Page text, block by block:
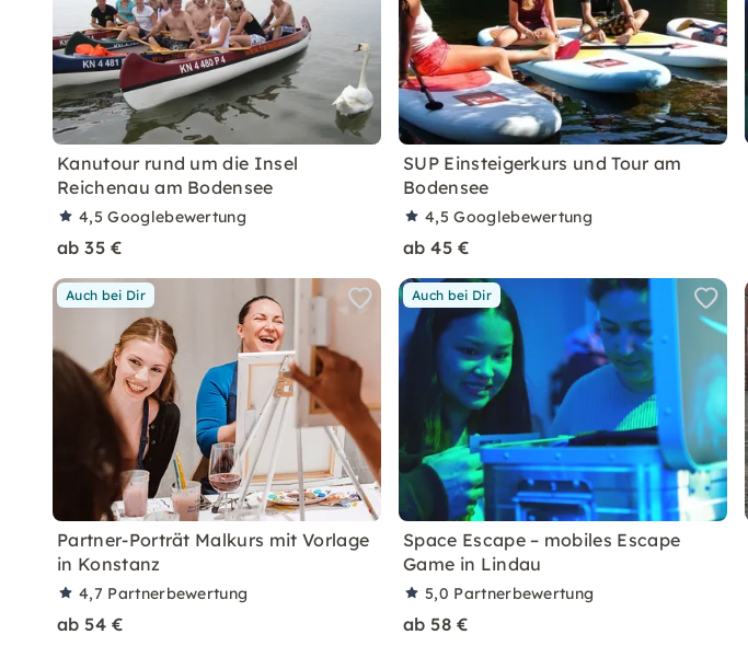
Kanutour rund um die Insel
Reichenau am Bodensee
4,5Googlebewertung
ab 35 €
SUP Einsteigerkurs und Tour am
Bodensee
4,5Googlebewertung
ab 45 €
Auch bei Dir
Partner-Porträt Malkurs mit Vorlage
in Konstanz
4,7 Partnerbewertung
ab 54 €
Auch bei Dir
Space Escape – mobiles Escape
Game in Lindau
5,0 Partnerbewertung
ab 58 €